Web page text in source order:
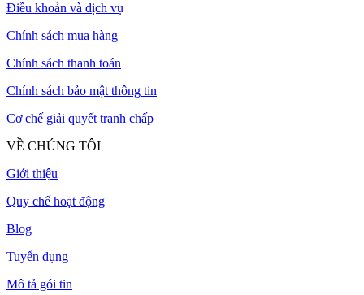
Điều khoản và dịch vụ
Chính sách mua hàng
Chính sách thanh toán
Chính sách bảo mật thông tin
Cơ chế giải quyết tranh chấp
VỀ CHÚNG TÔI
Giới thiệu
Quy chế hoạt động
Blog
Tuyển dụng
Mô tả gói tin